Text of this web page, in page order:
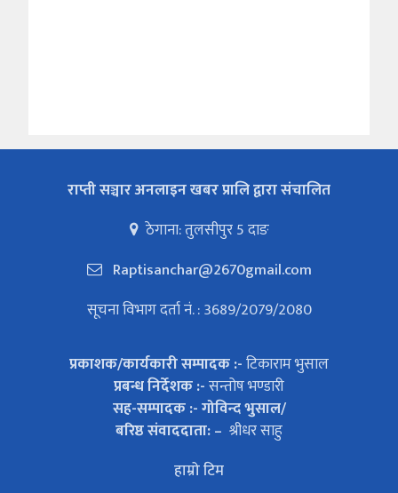
राप्ती सञ्चार अनलाइन खबर प्रालि द्वारा संचालित
ठेगाना: तुलसीपुर 5 दाङ
Raptisanchar@2670gmail.com
सूचना विभाग दर्ता नं. : 3689/2079/2080
प्रकाशक/कार्यकारी सम्पादक :-टिकाराम भुसाल
प्रबन्ध निर्देशक :-सन्तोष भण्डारी
सह-सम्पादक :- गोविन्द भुसाल/
बरिष्ठ संवाददाता: – श्रीधर साहु
हाम्रो टिम